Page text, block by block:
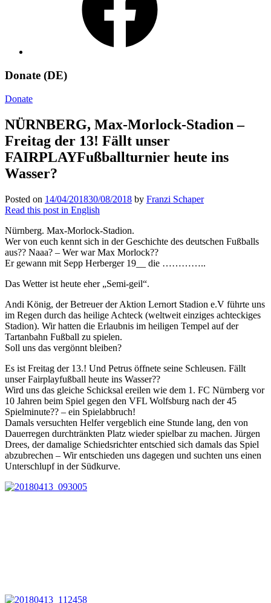
Donate (DE)
Donate
NÜRNBERG, Max-Morlock-Stadion –
Freitag der 13! Fällt unser
FAIRPLAYFußballturnier heute ins
Wasser?
Posted on 14/04/201830/08/2018 by Franzi Schaper
Read this post in English
Nürnberg. Max-Morlock-Stadion.
Wer von euch kennt sich in der Geschichte des deutschen Fußballs
aus?? Naaa? – Wer war Max Morlock??
Er gewann mit Sepp Herberger 19__ die …………..
Das Wetter ist heute eher „Semi-geil“.
Andi König, der Betreuer der Aktion Lernort Stadion e.V führte uns
im Regen durch das heilige Achteck (weltweit einziges achteckiges
Stadion). Wir hatten die Erlaubnis im heiligen Tempel auf der
Tartanbahn Fußball zu spielen.
Soll uns das vergönnt bleiben?
Es ist Freitag der 13.! Und Petrus öffnete seine Schleusen. Fällt
unser Fairplayfußball heute ins Wasser??
Wird uns das gleiche Schicksal ereilen wie dem 1. FC Nürnberg vor
10 Jahren beim Spiel gegen den VFL Wolfsburg nach der 45
Spielminute?? – ein Spielabbruch!
Damals versuchten Helfer vergeblich eine Stunde lang, den von
Dauerregen durchtränkten Platz wieder spielbar zu machen. Jürgen
Drees, der damalige Schiedsrichter entschied sich damals das Spiel
abzubrechen – Wir entschieden uns dagegen und suchten uns einen
Unterschlupf in der Südkurve.